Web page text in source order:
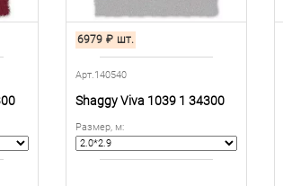
6979 ₽ шт.
Арт.140540
Shaggy Viva 1039 1 34300
Размер, м: